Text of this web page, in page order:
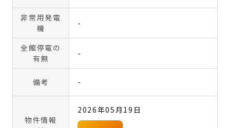
非常用発電
機
-
全館停電の
有無
-
備考 -
物件情報
2026年05月19日